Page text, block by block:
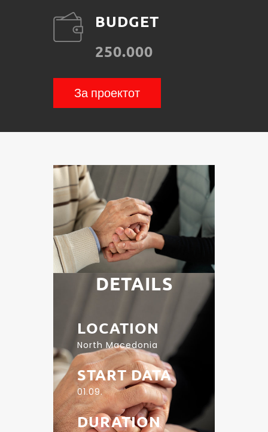
BUDGET
250.000
За проектот
DETAILS
LOCATION
North Macedonia
START DATA
01.09.
DURATION